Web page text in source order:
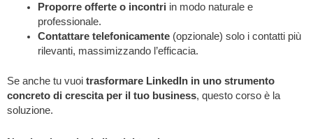
Proporre offerte o incontri in modo naturale e
professionale.
Contattare telefonicamente(opzionale) solo i contatti più
rilevanti, massimizzando l’efficacia.
Se anche tu vuoi trasformare LinkedIn in uno strumento
concreto di crescita per il tuo business, questo corso è la
soluzione.